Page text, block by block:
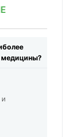
медицины?
и